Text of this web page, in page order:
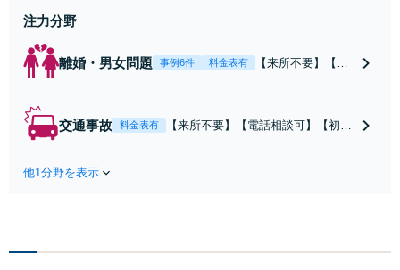
注力分野
離婚・男女問題 事例6件 料金表有
【来所不要】【電
争点を整理し、見
交通事故 料金表有
【来所不要】【電話相談可】【初回
他1分野を表示